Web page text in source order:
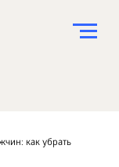
как убрать